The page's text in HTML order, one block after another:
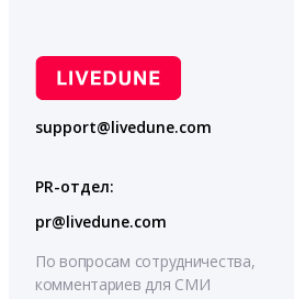
support@livedune.com
PR-отдел:
pr@livedune.com
По вопросам сотрудничества,
комментариев для СМИ